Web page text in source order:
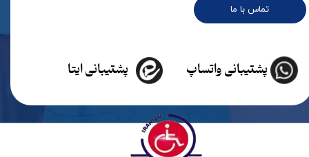
تماس با ما
پشتیبانی ایتا پشتیبانی واتساپ